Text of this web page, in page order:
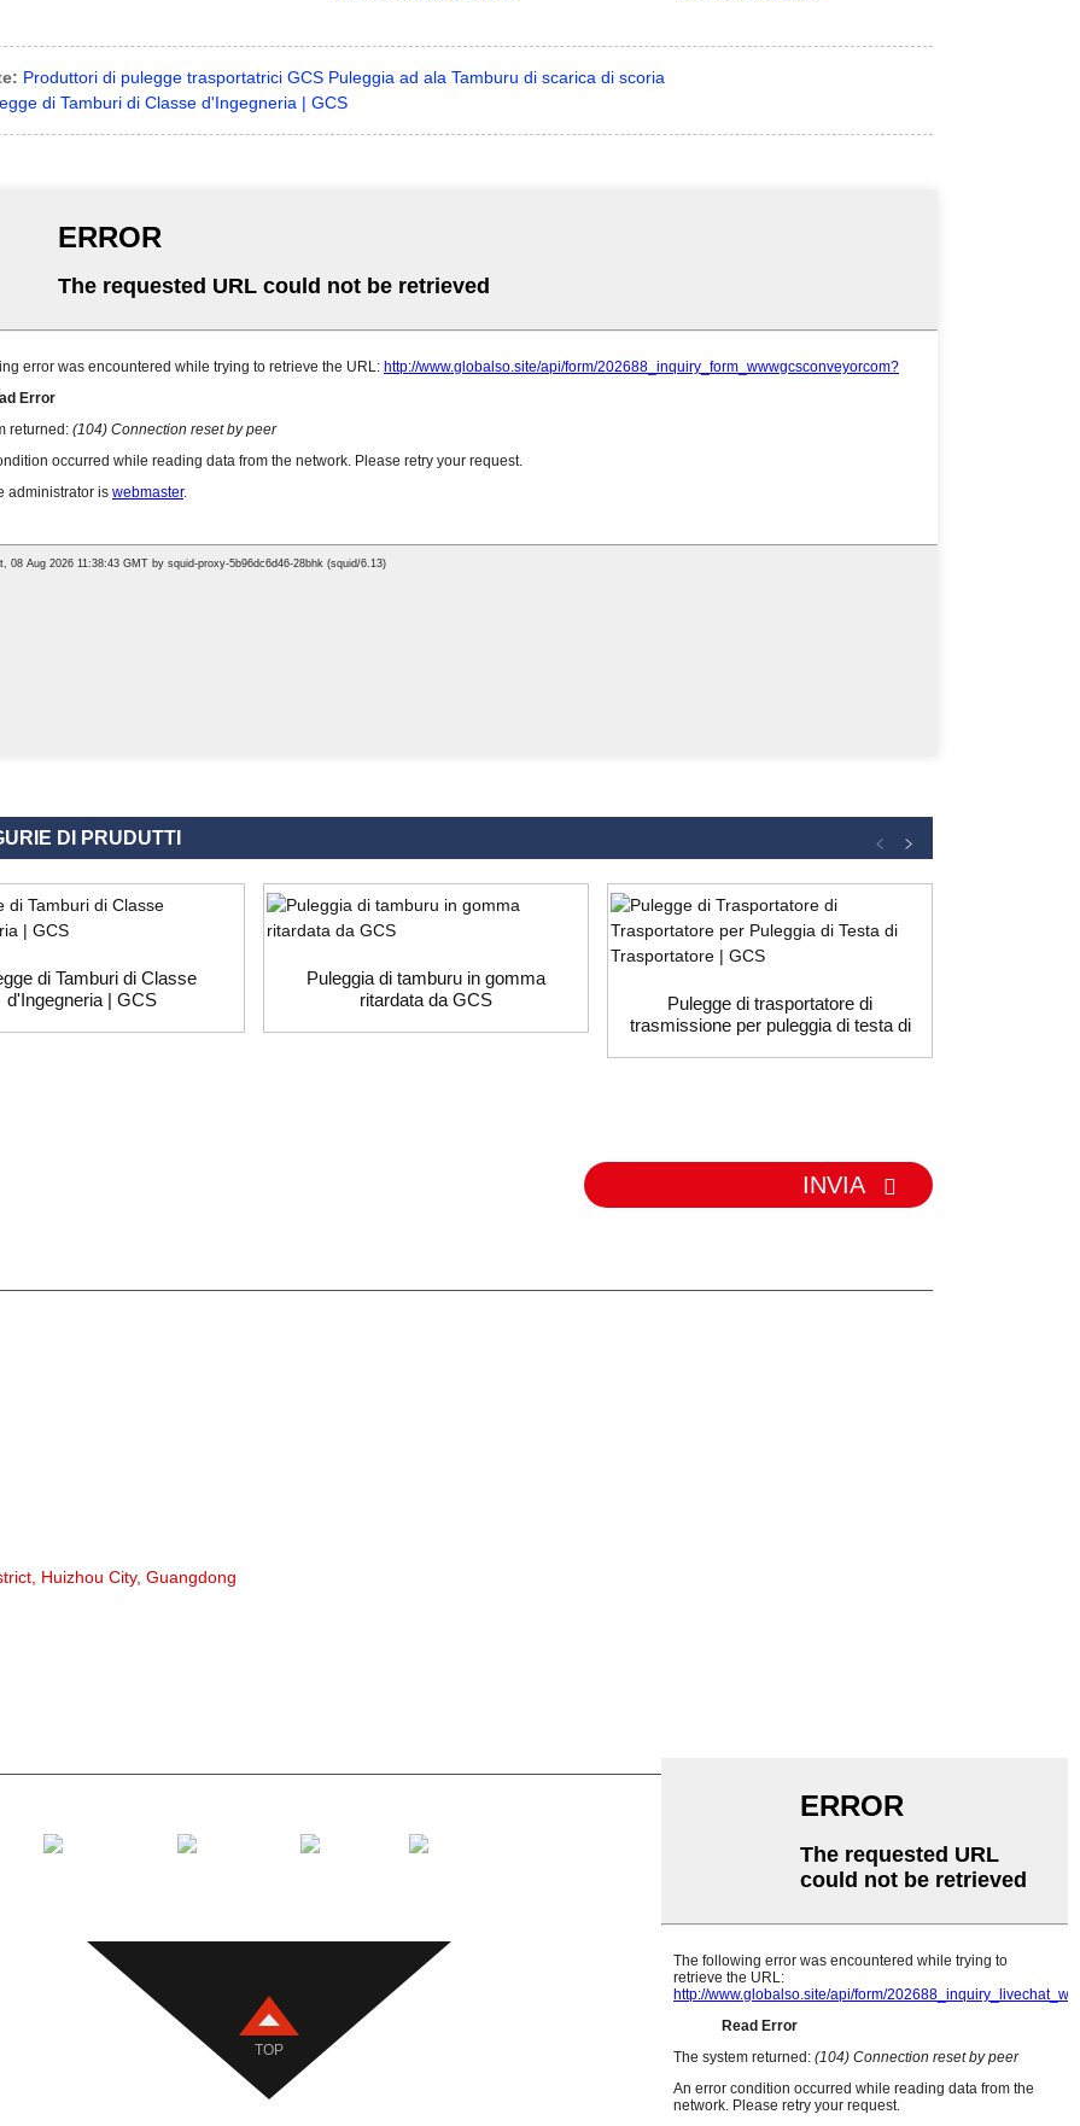
Produttori di pulegge trasportatrici GCS Puleggia ad ala Tamburu di scarica di scoria
di Tamburi di Classe d'Ingegneria | GCS
DI PRUDUTTI
di Tamburi di Classe
d'Ingegneria | GCS
Puleggia di tamburu in gomma
ritardata da GCS
Pulegge di trasportatore di
trasmissione per puleggia di testa di
INVIA
Huizhou City, Guangdong
TOP